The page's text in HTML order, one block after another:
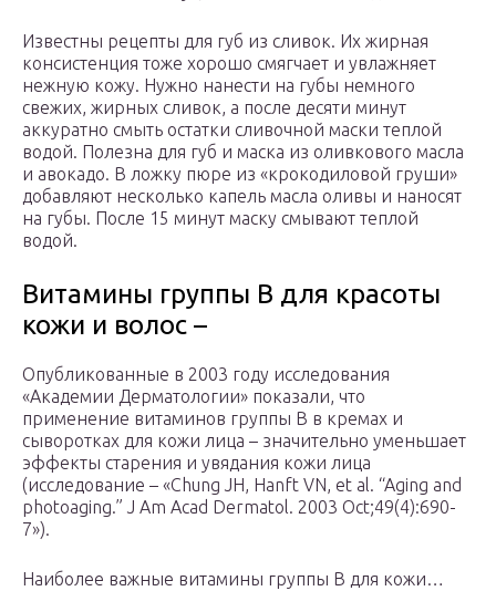
Известны рецепты для губ из сливок. Их жирная
консистенция тоже хорошо смягчает и увлажняет
нежную кожу. Нужно нанести на губы немного
свежих, жирных сливок, а после десяти минут
аккуратно смыть остатки сливочной маски теплой
водой. Полезна для губ и маска из оливкового масла
и авокадо. В ложку пюре из «крокодиловой груши»
добавляют несколько капель масла оливы и наносят
на губы. После 15 минут маску смывают теплой
водой.
Витамины группы B для красоты
кожи и волос –
Опубликованные в 2003 году исследования
«Академии Дерматологии» показали, что
применение витаминов группы В в кремах и
сыворотках для кожи лица – значительно уменьшает
эффекты старения и увядания кожи лица
(исследование – «Chung JH, Hanft VN, et al. “Aging and
photoaging.” J Am Acad Dermatol. 2003 Oct;49(4):690-
7»).
Наиболее важные витамины группы В для кожи…